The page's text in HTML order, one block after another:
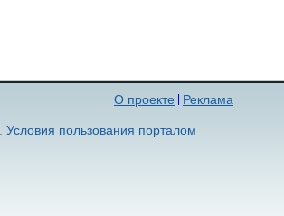
Реклама
О проекте
Условия пользования порталом